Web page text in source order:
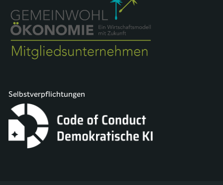
Selbstverpflichtungen